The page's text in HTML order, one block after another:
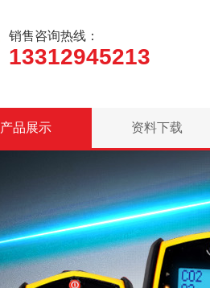
销售咨询热线：
13312945213
产品展示 资料下载